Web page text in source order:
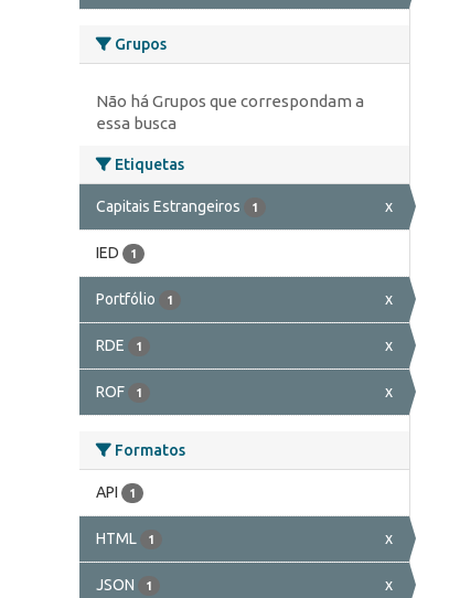
Grupos
Não há Grupos que correspondam a
essa busca
Etiquetas
Capitais Estrangeiros 1 x
IED 1
Portfólio 1 x
RDE 1 x
ROF 1 x
Formatos
API 1
HTML 1 x
JSON 1 x